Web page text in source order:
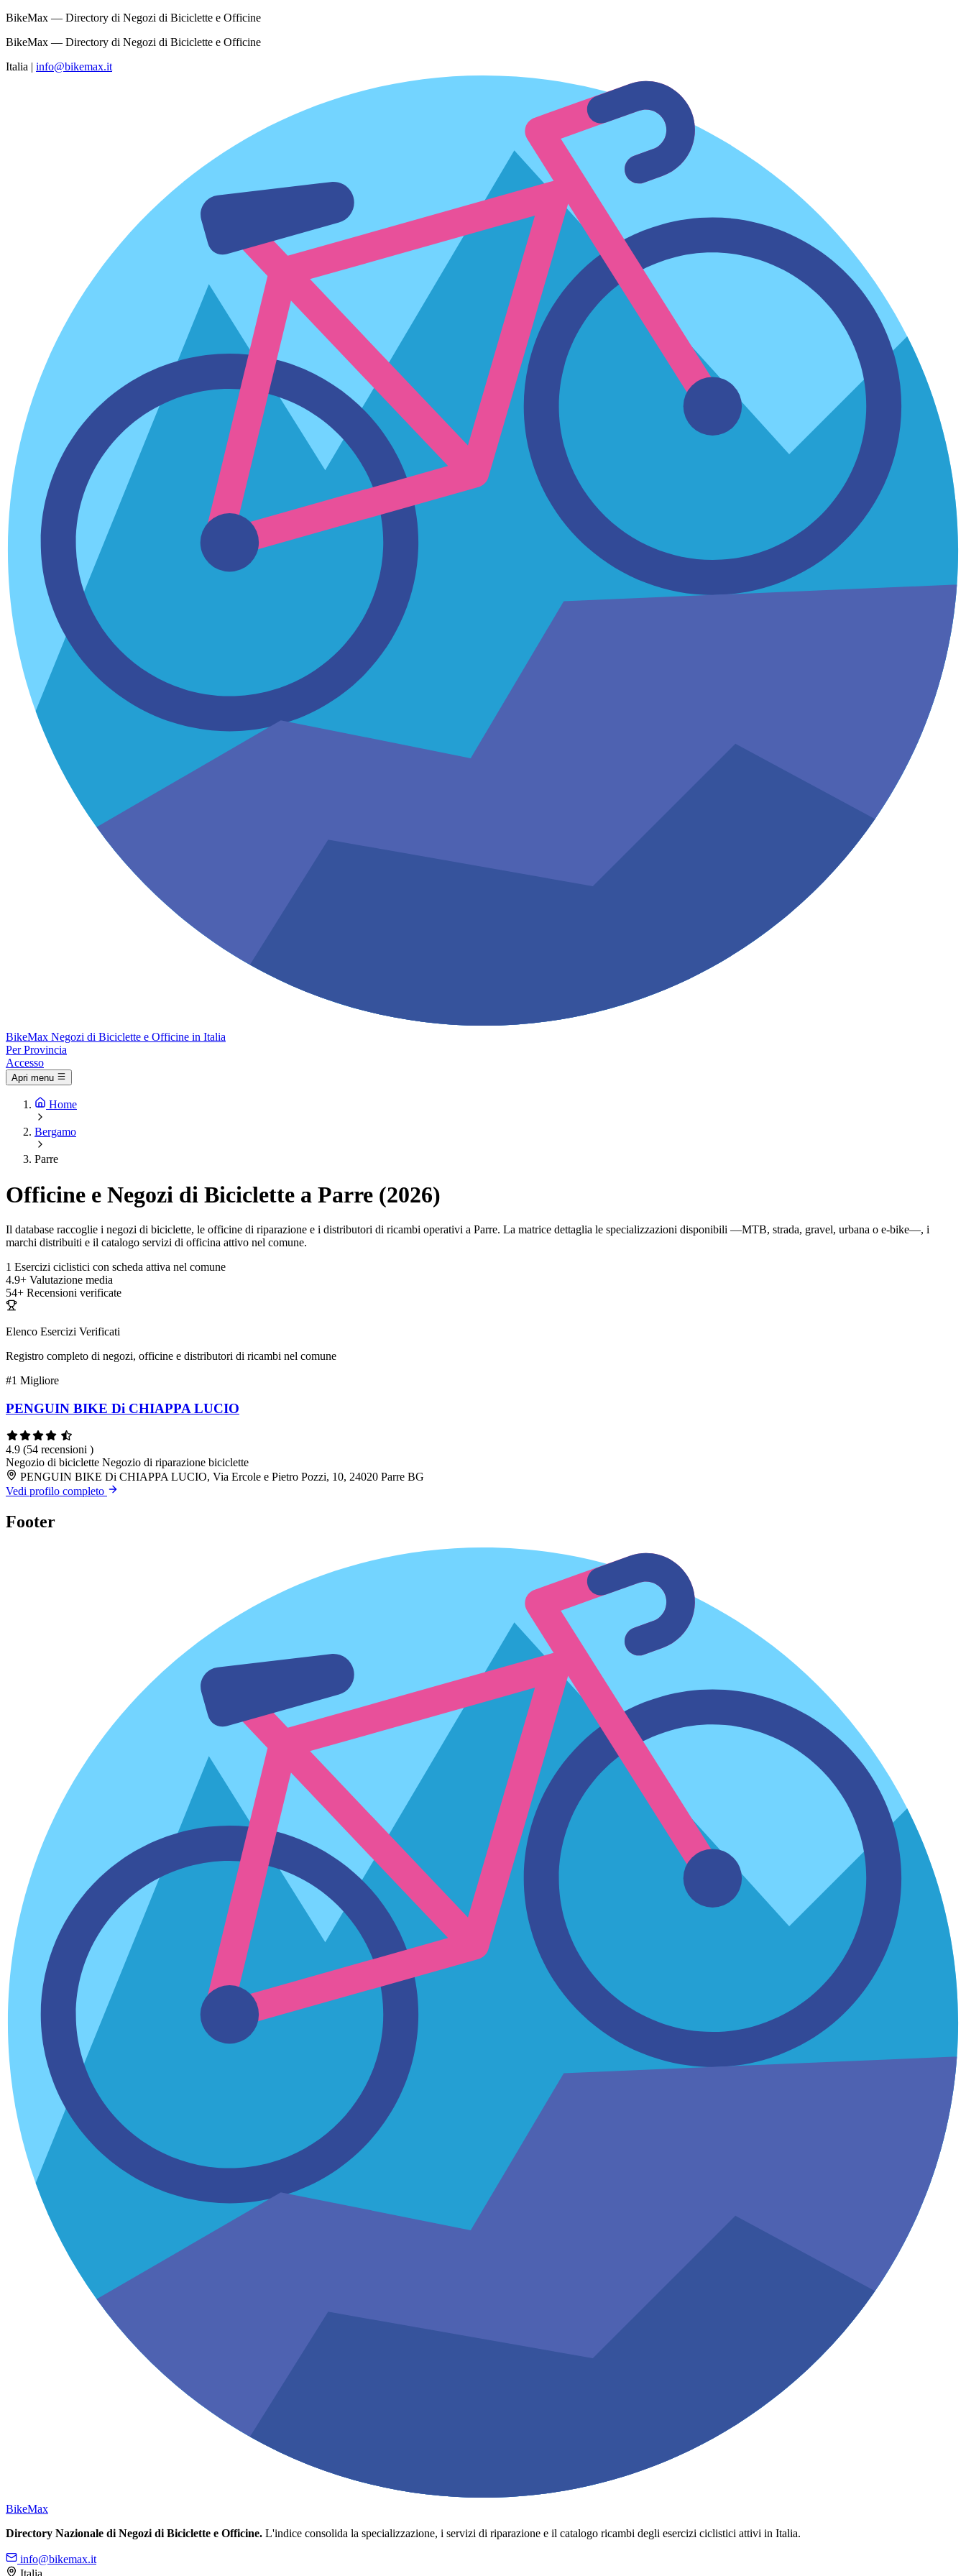
BikeMax — Directory di Negozi di Biciclette e Officine
BikeMax — Directory di Negozi di Biciclette e Officine
Italia | info@bikemax.it
BikeMax Negozi di Biciclette e Officine in Italia
Per Provincia
Accesso
Apri menu
Home
Bergamo
Parre
Officine e Negozi di Biciclette a Parre (2026)
Il database raccoglie i negozi di biciclette, le officine di riparazione e i distributori di ricambi operativi a Parre. La matrice dettaglia le specializzazioni disponibili —MTB, strada, gravel, urbana o e-bike—, i
marchi distribuiti e il catalogo servizi di officina attivo nel comune.
1 Esercizi ciclistici con scheda attiva nel comune
4.9+ Valutazione media
54+ Recensioni verificate
Elenco Esercizi Verificati
Registro completo di negozi, officine e distributori di ricambi nel comune
#1 Migliore
PENGUIN BIKE Di CHIAPPA LUCIO
4.9 (54 recensioni )
Negozio di biciclette Negozio di riparazione biciclette
PENGUIN BIKE Di CHIAPPA LUCIO, Via Ercole e Pietro Pozzi, 10, 24020 Parre BG
Vedi profilo completo
Footer
BikeMax
Directory Nazionale di Negozi di Biciclette e Officine. L'indice consolida la specializzazione, i servizi di riparazione e il catalogo ricambi degli esercizi ciclistici attivi in Italia.
info@bikemax.it